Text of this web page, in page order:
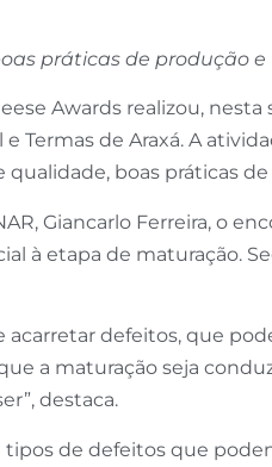
práticas de produção
Awards realizou,
e Termas de Araxá. A
boas práticas
Giancarlo Ferreira, o
à etapa de maturação.
acarretar defeitos, que
a maturação seja
destaca.
de defeitos que